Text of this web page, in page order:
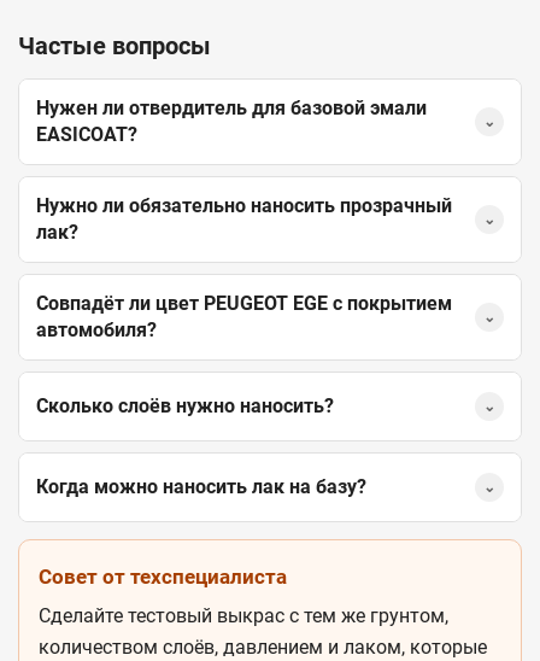
Частые вопросы
Нужен ли отвердитель для базовой эмали
EASICOAT?
⌄
Нужно ли обязательно наносить прозрачный
лак?
⌄
Совпадёт ли цвет PEUGEOT EGE с покрытием
автомобиля?
⌄
Сколько слоёв нужно наносить? ⌄
Когда можно наносить лак на базу? ⌄
Совет от техспециалиста
Сделайте тестовый выкрас с тем же грунтом,
количеством слоёв, давлением и лаком, которые